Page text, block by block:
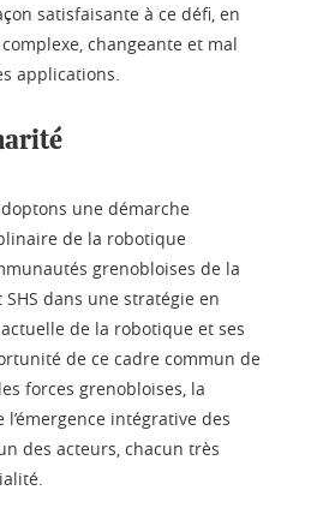
satisfaisante à ce défi, en
changeante et mal
applications.
une démarche
de la robotique
grenobloises de la
dans une stratégie en
de la robotique et ses
de ce cadre commun de
forces grenobloises, la
intégrative des
des acteurs, chacun très